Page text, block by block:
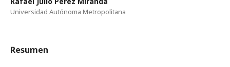
Universidad Autónoma Metropolitana
Resumen